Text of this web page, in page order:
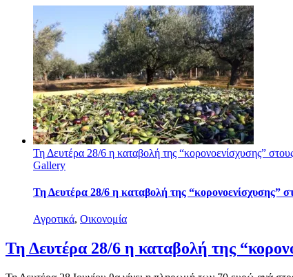
Τη Δευτέρα 28/6 η καταβολή της “κορονοενίσχυσης”
Gallery
Τη Δευτέρα 28/6 η καταβολή της “κορονοενίσχυσης”
Αγροτικά, Οικονομία
Τη Δευτέρα 28/6 η καταβολή της